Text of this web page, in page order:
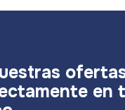
en